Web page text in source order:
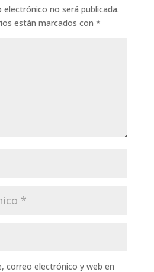
electrónico no será publicada.
están marcados con *
correo electrónico y web en